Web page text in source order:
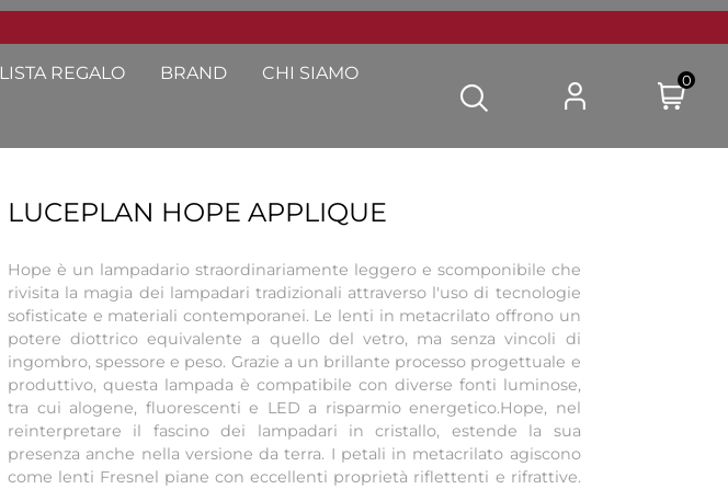
LISTA REGALO BRAND CHI SIAMO 0
LUCEPLAN HOPE APPLIQUE
Hope è un lampadario straordinariamente leggero e scomponibile che
rivisita la magia dei lampadari tradizionali attraverso l'uso di tecnologie
sofisticate e materiali contemporanei. Le lenti in metacrilato offrono un
potere diottrico equivalente a quello del vetro, ma senza vincoli di
ingombro, spessore e peso. Grazie a un brillante processo progettuale e
produttivo, questa lampada è compatibile con diverse fonti luminose,
tra cui alogene, fluorescenti e LED a risparmio energetico.Hope, nel
reinterpretare il fascino dei lampadari in cristallo, estende la sua
presenza anche nella versione da terra. I petali in metacrilato agiscono
come lenti Fresnel piane con eccellenti proprietà riflettenti e rifrattive.